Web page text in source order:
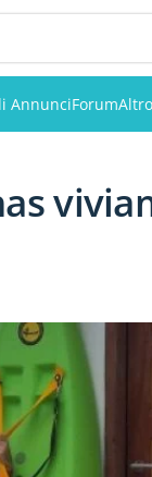
AnnunciForumAltro